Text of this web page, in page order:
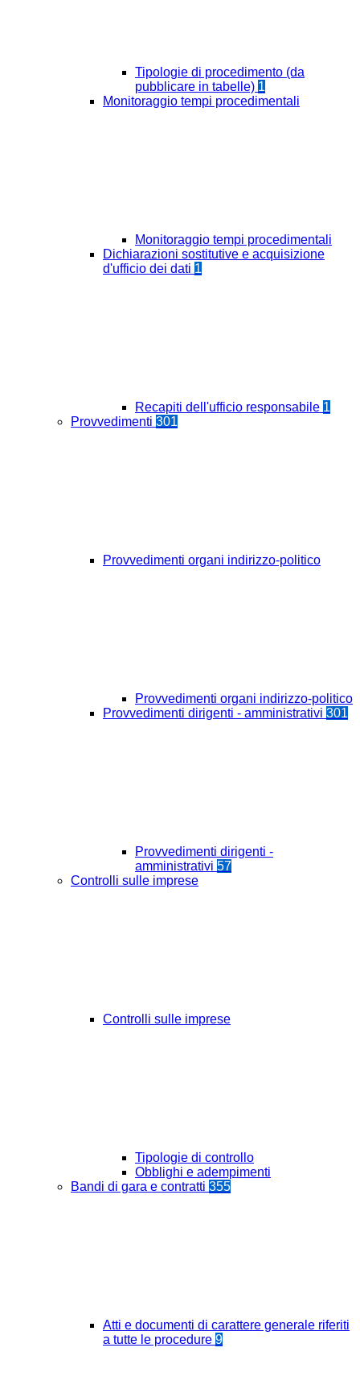
Tipologie di procedimento (da
pubblicare in tabelle) 1
Monitoraggio tempi procedimentali
Monitoraggio tempi procedimentali
Dichiarazioni sostitutive e acquisizione
d'ufficio dei dati 1
Recapiti dell'ufficio responsabile 1
Provvedimenti 301
Provvedimenti organi indirizzo-politico
Provvedimenti organi indirizzo-politico
Provvedimenti dirigenti - amministrativi 301
Provvedimenti dirigenti -
amministrativi 57
Controlli sulle imprese
Controlli sulle imprese
Tipologie di controllo
Obblighi e adempimenti
Bandi di gara e contratti 355
Atti e documenti di carattere generale riferiti
a tutte le procedure 9